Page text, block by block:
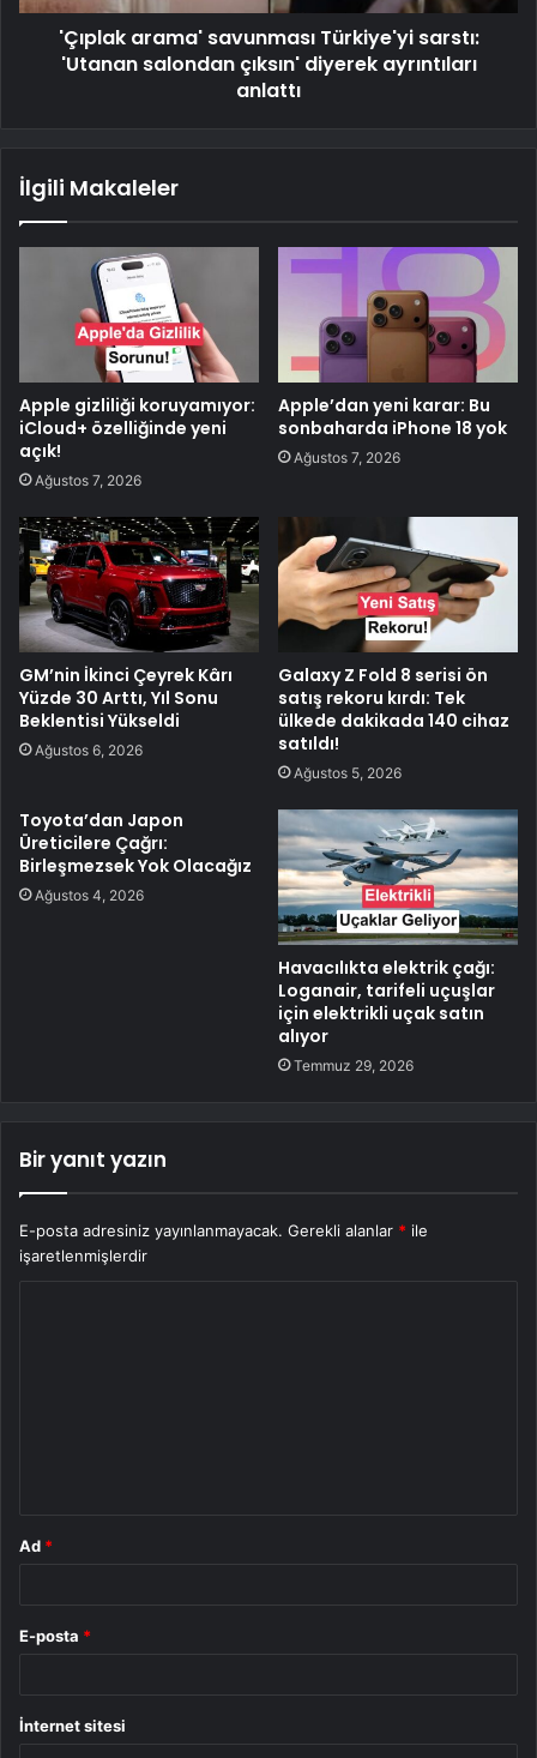
'Çıplak arama' savunması Türkiye'yi sarstı:
'Utanan salondan çıksın' diyerek ayrıntıları
anlattı
İlgili Makaleler
Apple gizliliği koruyamıyor:
iCloud+ özelliğinde yeni
açık!
Ağustos 7, 2026
Apple’dan yeni karar: Bu
sonbaharda iPhone 18 yok
Ağustos 7, 2026
GM’nin İkinci Çeyrek Kârı
Yüzde 30 Arttı, Yıl Sonu
Beklentisi Yükseldi
Ağustos 6, 2026
Galaxy Z Fold 8 serisi ön
satış rekoru kırdı: Tek
ülkede dakikada 140 cihaz
satıldı!
Ağustos 5, 2026
Toyota’dan Japon
Üreticilere Çağrı:
Birleşmezsek Yok Olacağız
Ağustos 4, 2026
Havacılıkta elektrik çağı:
Loganair, tarifeli uçuşlar
için elektrikli uçak satın
alıyor
Temmuz 29, 2026
Bir yanıt yazın
E-posta adresiniz yayınlanmayacak. Gerekli alanlar * ile
işaretlenmişlerdir
Ad *
E-posta *
İnternet sitesi